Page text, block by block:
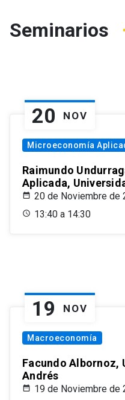
Seminarios
20 NOV
Microeconomía
Raimundo
Aplicada,
20 de Noviembre de
13:40 a 14:30
19 NOV
Macroeconomía
Facundo Albornoz,
Andrés
19 de Noviembre de